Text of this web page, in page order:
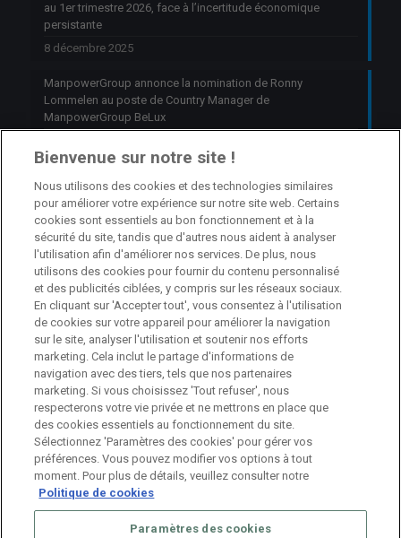
au 1er trimestre 2026, face à l’incertitude économique
persistante
8 décembre 2025
ManpowerGroup annonce la nomination de Ronny
Lommelen au poste de Country Manager de
ManpowerGroup BeLux
Jobs
Branch Manager Namur
Namur Temps plein
Branch Manager Anderlecht
Anderlecht Temps plein
Job étudiant – HR Consultant
Anderlecht Temporaire
Bienvenue sur notre site !
Nous utilisons des cookies et des technologies similaires
pour améliorer votre expérience sur notre site web. Certains
cookies sont essentiels au bon fonctionnement et à la
sécurité du site, tandis que d'autres nous aident à analyser
l'utilisation afin d'améliorer nos services. De plus, nous
utilisons des cookies pour fournir du contenu personnalisé
et des publicités ciblées, y compris sur les réseaux sociaux.
En cliquant sur 'Accepter tout', vous consentez à l'utilisation
de cookies sur votre appareil pour améliorer la navigation
sur le site, analyser l'utilisation et soutenir nos efforts
marketing. Cela inclut le partage d'informations de
navigation avec des tiers, tels que nos partenaires
marketing. Si vous choisissez 'Tout refuser', nous
respecterons votre vie privée et ne mettrons en place que
des cookies essentiels au fonctionnement du site.
Sélectionnez 'Paramètres des cookies' pour gérer vos
préférences. Vous pouvez modifier vos options à tout
moment. Pour plus de détails, veuillez consulter notre
Politique de cookies
Paramètres des cookies